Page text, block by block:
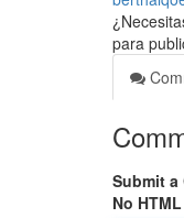
para
Submit a
No HTML